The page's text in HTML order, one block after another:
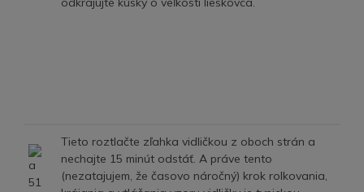
Tieto roztlačte zľahka vidličkou z oboch strán a
nechajte 15 minút odstáť. A práve tento
(nezatajujem, že časovo náročný) krok rolkovania,